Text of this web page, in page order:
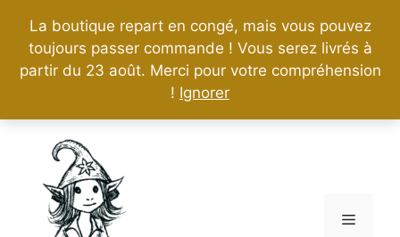
La boutique repart en congé, mais vous pouvez
toujours passer commande ! Vous serez livrés à
partir du 23 août. Merci pour votre compréhension
! Ignorer
Menu